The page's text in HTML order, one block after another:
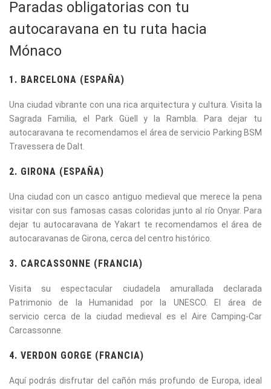
Paradas obligatorias con tu
autocaravana en tu ruta hacia
Mónaco
1. BARCELONA (ESPAÑA)
Una ciudad vibrante con una rica arquitectura y cultura. Visita la
Sagrada Familia, el Park Güell y la Rambla. Para dejar tu
autocaravana te recomendamos el área de servicio Parking BSM
Travessera de Dalt.
2. GIRONA (ESPAÑA)
Una ciudad con un casco antiguo medieval que merece la pena
visitar con sus famosas casas coloridas junto al río Onyar. Para
dejar tu autocaravana de Yakart te recomendamos el área de
autocaravanas de Girona, cerca del centro histórico.
3. CARCASSONNE (FRANCIA)
Visita su espectacular ciudadela amurallada declarada
Patrimonio de la Humanidad por la UNESCO. El área de
servicio cerca de la ciudad medieval es el Aire Camping-Car
Carcassonne.
4. VERDON GORGE (FRANCIA)
Aquí podrás disfrutar del cañón más profundo de Europa, ideal